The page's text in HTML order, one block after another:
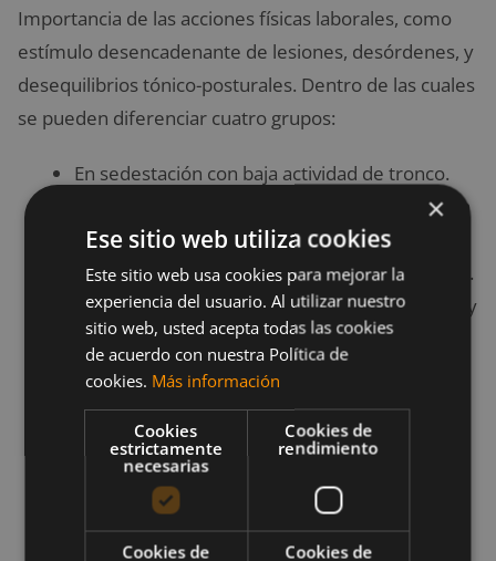
Importancia de las acciones físicas laborales, como
estímulo desencadenante de lesiones, desórdenes, y
desequilibrios tónico-posturales. Dentro de las cuales
se pueden diferenciar cuatro grupos:
En sedestación con baja actividad de tronco.
Musculatura
principalmente implicada: dorso-lumbar,
periescapular y extensores de cadera y rodilla.
En bipedestación con baja actividad de tronco y
alto nivel de desplazamiento(repartidores,
carteros, etc.).Musculatura principalmente
implicada: abdominal y extensora de cadera.
En bipedestación y con actividad importante
(cargas medias- bajas) de grupos
musculares(
peluqueros, limpiadores,
soldadores, etc).Se debe asegurar el
×
Ese sitio web utiliza cookies
Este sitio web usa cookies para mejorar la
experiencia del usuario. Al utilizar nuestro
sitio web, usted acepta todas las cookies
de acuerdo con nuestra Política de
cookies. Más información
Cookies
estrictamente
necesarias
Cookies de
rendimiento
Cookies de
Cookies de